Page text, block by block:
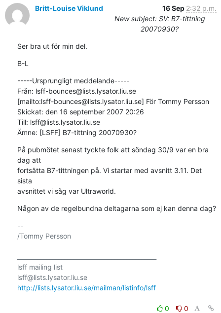
Britt-Louise Viklund 16 Sep 2:32 p.m.
New subject: SV: B7-tittning
20070930?
Ser bra ut för min del.
B-L
-----Ursprungligt meddelande-----
Från: lsff-bounces@lists.lysator.liu.se
[mailto:lsff-bounces@lists.lysator.liu.se] För Tommy Persson
Skickat: den 16 september 2007 20:26
Till: lsff@lists.lysator.liu.se
Ämne: [LSFF] B7-tittning 20070930?
På pubmötet senast tyckte folk att söndag 30/9 var en bra
dag att
fortsätta B7-tittningen på. Vi startar med avsnitt 3.11. Det
sista
avsnittet vi såg var Ultraworld.
Någon av de regelbundna deltagarna som ej kan denna dag?
--
/Tommy Persson
lsff mailing list
lsff@lists.lysator.liu.se
http://lists.lysator.liu.se/mailman/listinfo/lsff
0
0